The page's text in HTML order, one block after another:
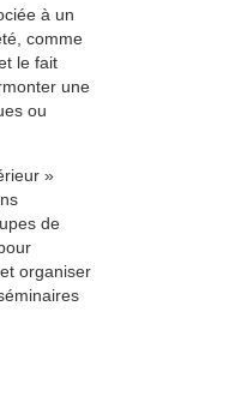
à un
comme
le fait
une
ou
»
de
organiser